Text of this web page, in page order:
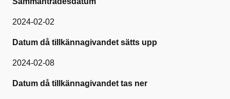
2024-02-02
Datum då tillkännagivandet sätts upp
2024-02-08
Datum då tillkännagivandet tas ner